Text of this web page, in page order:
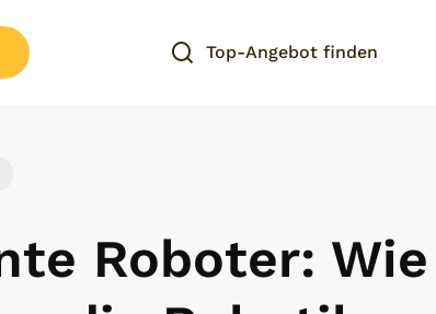
Top-Angebot finden
Roboter: